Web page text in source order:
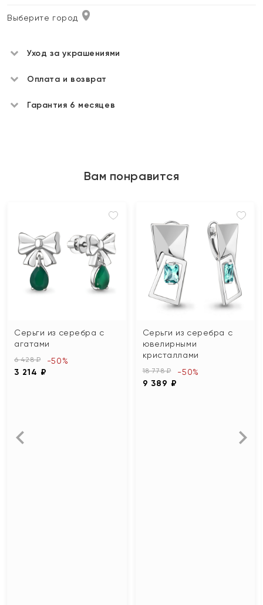
Выберите город
Уход за украшениями
Оплата и возврат
Гарантия 6 месяцев
Вам понравится
Серьги из серебра с
агатами
6 428 ₽
3 214 ₽
-50%
Серьги из серебра с
ювелирными
кристаллами
18 778 ₽
9 389 ₽
-50%